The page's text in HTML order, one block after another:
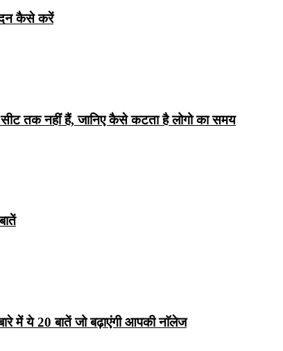
कैसे करें
तक ​​नहीं हैं, जानिए कैसे कटता है लोगो का समय
में ये 20 बातें जो बढ़ाएंगी आपकी नाॅलेज